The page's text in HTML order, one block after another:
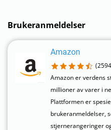
Brukeranmeldelser
Amazon
Amazon er verdens
millioner av varer i
Plattformen er
brukeranmeldelser,
stjernerangeringer